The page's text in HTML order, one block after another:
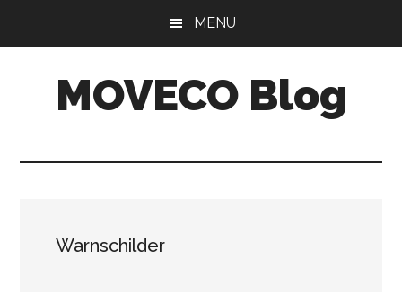
MENU
MOVECO Blog
Warnschilder